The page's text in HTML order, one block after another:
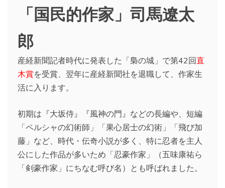
「国民的作家」司馬遼太
郎
産経新聞記者時代に発表した「梟の城」で第42回直
木賞を受賞、翌年に産経新聞社を退職して、作家生
活に入ります。
初期は『大坂侍』『風神の門』などの長編や、短編
「ペルシャの幻術師」「果心居士の幻術」「飛び加
藤」など、時代・伝奇小説が多く、特に忍者を主人
公にした作品が多いため「忍豪作家」（五味康祐ら
「剣豪作家」にちなむ呼び名）とも呼ばれました。